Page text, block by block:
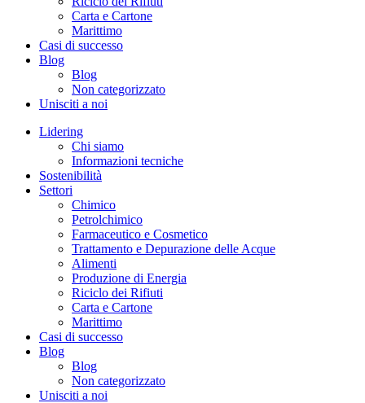
Carta e Cartone
Marittimo
Casi di successo
Blog
Blog
Non categorizzato
Unisciti a noi
Lidering
Chi siamo
Informazioni tecniche
Sostenibilità
Settori
Chimico
Petrolchimico
Farmaceutico e Cosmetico
Trattamento e Depurazione delle Acque
Alimenti
Produzione di Energia
Riciclo dei Rifiuti
Carta e Cartone
Marittimo
Casi di successo
Blog
Blog
Non categorizzato
Unisciti a noi